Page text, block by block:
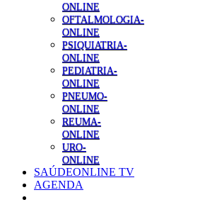
ONLINE
OFTALMOLOGIA-
ONLINE
PSIQUIATRIA-
ONLINE
PEDIATRIA-
ONLINE
PNEUMO-
ONLINE
REUMA-
ONLINE
URO-
ONLINE
SAÚDEONLINE TV
AGENDA